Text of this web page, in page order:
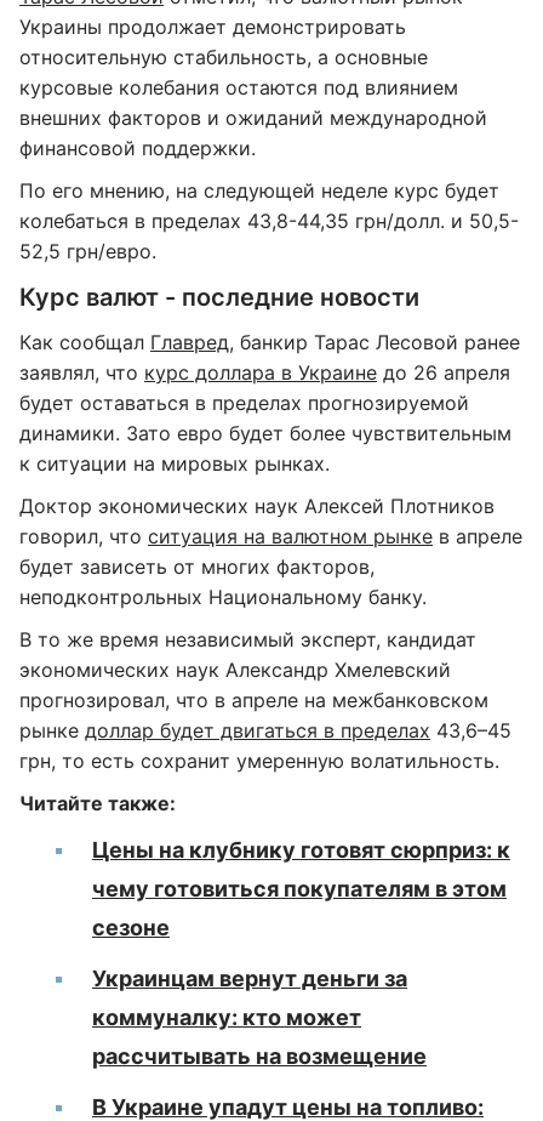
Украины продолжает демонстрировать
относительную стабильность, а основные
курсовые колебания остаются под влиянием
внешних факторов и ожиданий международной
финансовой поддержки.
По его мнению, на следующей неделе курс будет
колебаться в пределах 43,8-44,35 грн/долл. и 50,5-
52,5 грн/евро.
Курс валют - последние новости
Как сообщал Главред, банкир Тарас Лесовой ранее
заявлял, что курс доллара в Украине до 26 апреля
будет оставаться в пределах прогнозируемой
динамики. Зато евро будет более чувствительным
к ситуации на мировых рынках.
Доктор экономических наук Алексей Плотников
говорил, что ситуация на валютном рынке в апреле
будет зависеть от многих факторов,
неподконтрольных Национальному банку.
В то же время независимый эксперт, кандидат
экономических наук Александр Хмелевский
прогнозировал, что в апреле на межбанковском
рынке доллар будет двигаться в пределах 43,6–45
грн, то есть сохранит умеренную волатильность.
Читайте также:
Цены на клубнику готовят сюрприз: к
чему готовиться покупателям в этом
сезоне
Украинцам вернут деньги за
коммуналку: кто может
рассчитывать на возмещение
В Украине упадут цены на топливо: